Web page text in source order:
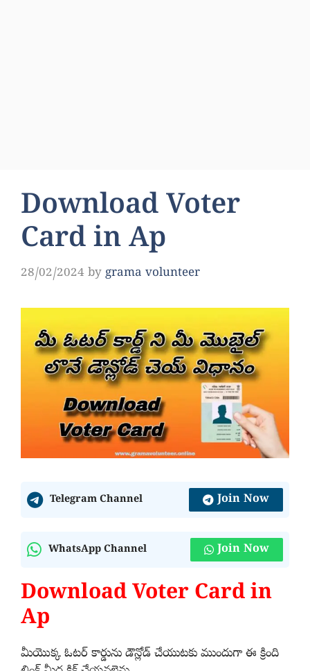
Download Voter
Card in Ap
28/02/2024 by grama volunteer
Telegram Channel Join Now
WhatsApp Channel Join Now
Download Voter Card in
Ap
మీయొక్క ఓటర్ కార్డును డౌన్లోడ్ చేయుటకు ముందుగా ఈ క్రింది